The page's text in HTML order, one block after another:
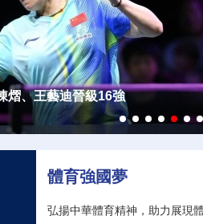
3款電池新品
“準入證”
模型發佈
：商竣程晉級男單第三輪
體育強國夢
弘揚中華體育精神，助力展現